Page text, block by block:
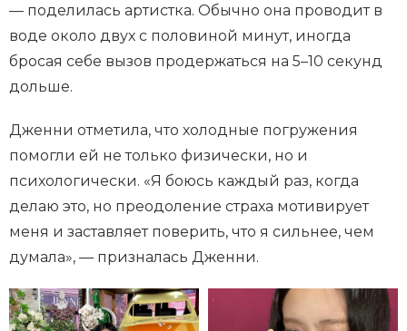
— поделилась артистка. Обычно она проводит в
воде около двух с половиной минут, иногда
бросая себе вызов продержаться на 5–10 секунд
дольше.
Дженни отметила, что холодные погружения
помогли ей не только физически, но и
психологически. «Я боюсь каждый раз, когда
делаю это, но преодоление страха мотивирует
меня и заставляет поверить, что я сильнее, чем
думала», — призналась Дженни.